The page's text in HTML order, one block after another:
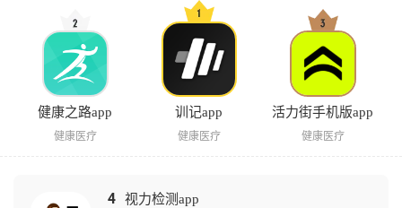
健康之路app
健康医疗
训记app
健康医疗
活力街手机版app
健康医疗
4 视力检测app